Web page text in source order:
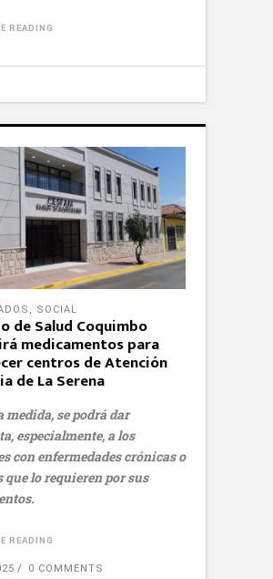
READING
, SOCIAL
de Salud Coquimbo
medicamentos para
centros de Atención
de La Serena
medida, se podrá dar
especialmente, a los
con enfermedades crónicas o
que lo requieren por sus
READING
0 COMMENTS